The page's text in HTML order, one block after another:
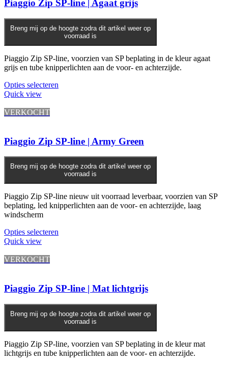
Piaggio Zip SP-line | Agaat grijs
Breng mij op de hoogte zodra dit artikel weer op
voorraad is
Piaggio Zip SP-line, voorzien van SP beplating in de kleur agaat
grijs en tube knipperlichten aan de voor- en achterzijde.
Opties selecteren
Quick view
VERKOCHT
Piaggio Zip SP-line | Army Green
Breng mij op de hoogte zodra dit artikel weer op
voorraad is
Piaggio Zip SP-line nieuw uit voorraad leverbaar, voorzien van SP
beplating, led knipperlichten aan de voor- en achterzijde, laag
windscherm
Opties selecteren
Quick view
VERKOCHT
Piaggio Zip SP-line | Mat lichtgrijs
Breng mij op de hoogte zodra dit artikel weer op
voorraad is
Piaggio Zip SP-line, voorzien van SP beplating in de kleur mat
lichtgrijs en tube knipperlichten aan de voor- en achterzijde.